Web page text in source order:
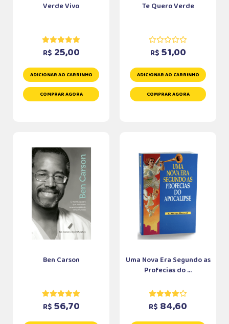
Verde Vivo
R$ 25,00
ADICIONAR AO CARRINHO
COMPRAR AGORA
Te Quero Verde
R$ 51,00
ADICIONAR AO CARRINHO
COMPRAR AGORA
Ben Carson
R$ 56,70
Uma Nova Era Segundo as
Profecias do ...
R$ 84,60